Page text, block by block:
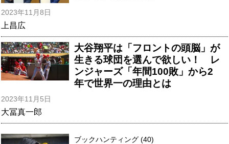
2023年11月8日
上昌広
大谷翔平は「フロントの頭脳」が
生きる球団を選んで欲しい！ レ
ンジャーズ「年間100敗」から2
年で世界一の理由とは
2023年11月5日
大冨真一郎
ブックハンティング (40)